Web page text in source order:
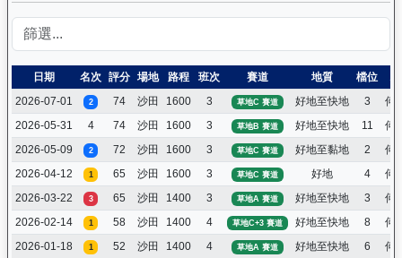
日期 名次 評分 場地 路程 班次 賽道 地質 檔位
2026-07-01
2 74 沙田 1600 3 草地C 賽道 好地至快地 3
何
2026-05-31
4 74 沙田 1600 3 草地B 賽道 好地至快地 11
何
2026-05-09
2 72 沙田 1600 3 草地C 賽道 好地至黏地 2
何
2026-04-12
1 65 沙田 1600 3 草地C 賽道 好地 4
何
2026-03-22
3 65 沙田 1400 3 草地A 賽道 好地至快地 3
何
2026-02-14
1 58 沙田 1400 4 草地C+3 賽道 好地至快地 8
何
2026-01-18
1 52 沙田 1400 4 草地A 賽道 好地至快地 6
何